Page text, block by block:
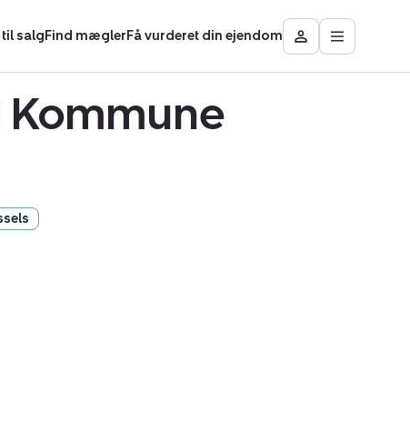
til salgFind mæglerFå vurderet din ejendom
Besøg
Mit
Åbn